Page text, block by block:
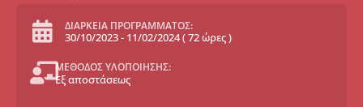
ΔΙΑΡΚΕΙΑ ΠΡΟΓΡΑΜΜΑΤΟΣ:
30/10/2023- 11/02/2024(72 ώρες)
ΜΕΘΟΔΟΣ ΥΛΟΠΟΙΗΣΗΣ:
Εξ αποστάσεως